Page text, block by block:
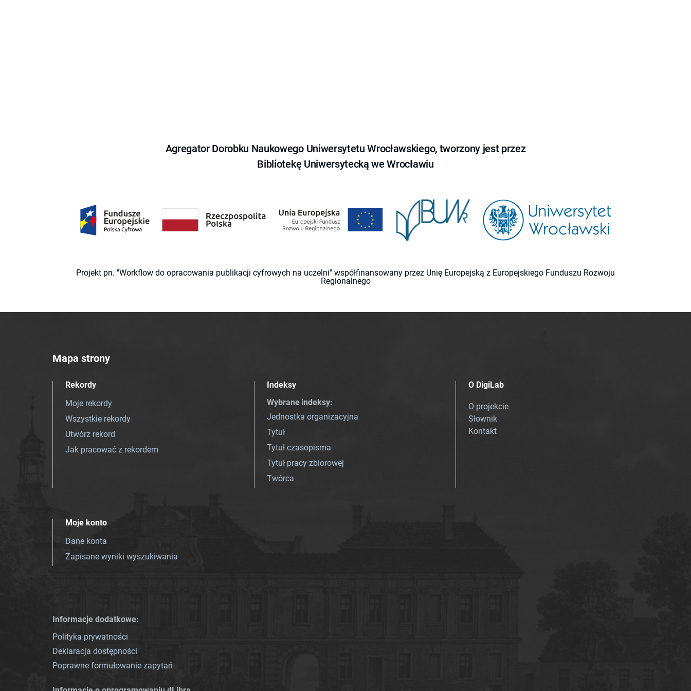
Agregator Dorobku Naukowego Uniwersytetu Wrocławskiego, tworzony jest przez
Bibliotekę Uniwersytecką we Wrocławiu
Projekt pn. "Workflow do opracowania publikacji cyfrowych na uczelni" współfinansowany przez Unię Europejską z Europejskiego Funduszu Rozwoju
Regionalnego
Mapa strony
Rekordy
Moje rekordy
Wszystkie rekordy
Utwórz rekord
Jak pracować z rekordem
Indeksy
Wybrane indeksy:
Jednostka organizacyjna
Tytuł
Tytuł czasopisma
Tytuł pracy zbiorowej
Twórca
O DigiLab
O projekcie
Słownik
Kontakt
Moje konto
Dane konta
Zapisane wyniki wyszukiwania
Informacje dodatkowe:
Polityka prywatności
Deklaracja dostępności
Poprawne formułowanie zapytań